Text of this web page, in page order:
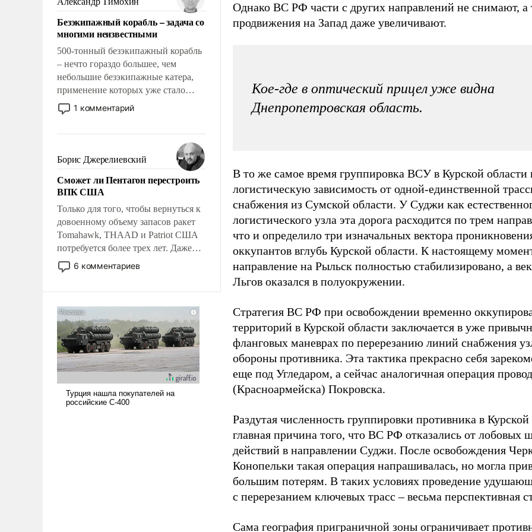
адаптироваться.
Безэкипажный корабль – задача со
многими неизвестными
500-тонный безэкипажный корабль
– нечто гораздо большее, чем
небольшие безэкипажные катера,
применение которых уже стало
обыденностью. Задача по созданию
такого корабля очень сложна и
реализация радикально поднимет
наши боевые возможности.
1 комментарий
Борис Джерелиевский
Сможет ли Пентагон перестроить
ВПК США
Только для того, чтобы вернуться к
довоенному объему запасов ракет
Tomahawk, THAAD и Patriot США
потребуется более трех лет. Даже
небольшая война с Ираном
опустошила американские
уязвимости США, например, перед
Китаем.
6 комментариев
Однако ВС РФ части с других направлений не снимают,
продвижения на Запад даже увеличивают.
Кое-где в оптический прицел уже видна
Днепропетровская область.
В то же самое время группировка ВСУ в Курской области
логистическую зависимость от одной-единственной
снабжения из Сумской области. У Суджи как
логистического узла эта дорога расходится по трем
что и определило три изначальных вектора
оккупантов вглубь Курской области. К настоящему
направление на Рыльск полностью стабилизировано, а
Льгов оказался в полуокружении.
Стратегия ВС РФ при освобождении временно
территорий в Курской области заключается в уже
фланговых маневрах по перерезанию линий снабжения
обороны противника. Эта тактика прекрасно себя
еще под Угледаром, а сейчас аналогичная операция
(Красноармейска) Покровска.
Раздутая численность группировки противника в Курской
главная причина того, что ВС РФ отказались от лобовых
действий в направлении Суджи. После освобождения
Конопельки такая операция напрашивалась, но могла
большим потерям. В таких условиях проведение
с перерезанием ключевых трасс – весьма перспективная
Сама география приграничной зоны ограничивает